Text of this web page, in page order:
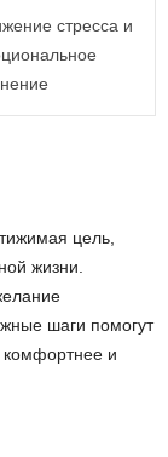
стресса и
цель,
жизни.
шаги помогут
комфортнее и